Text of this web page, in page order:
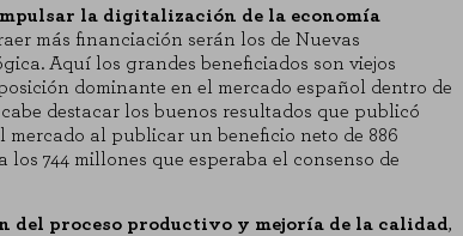
la digitalización de la economía
más financiación serán los de Nuevas
Aquí los grandes beneficiados son viejos
dominante en el mercado español dentro de
destacar los buenos resultados que publicó
mercado al publicar un beneficio neto de 886
los 744 millones que esperaba el consenso de
del proceso productivo y mejoría de la calidad,